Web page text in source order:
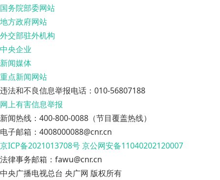
国务院部委网站
地方政府网站
外交部驻外机构
中央企业
新闻媒体
重点新闻网站
违法和不良信息举报电话：010-56807188
网上有害信息举报
新闻热线：400-800-0088（节目覆盖热线）
电子邮箱：4008000088@cnr.cn
京ICP备2021013708号京公网安备11040202120007
法律事务邮箱：fawu@cnr.cn
中央广播电视总台 央广网 版权所有